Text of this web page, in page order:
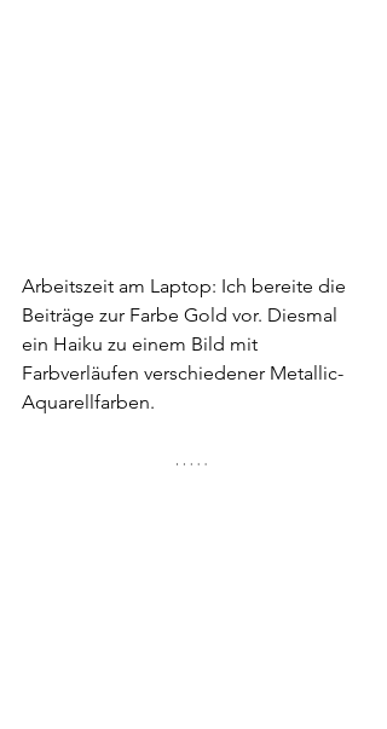
Arbeitszeit am Laptop: Ich bereite die
Beiträge zur Farbe Gold vor. Diesmal
ein Haiku zu einem Bild mit
Farbverläufen verschiedener Metallic-
Aquarellfarben.